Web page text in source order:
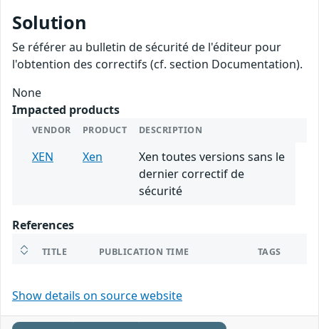
Solution
Se référer au bulletin de sécurité de l'éditeur pour
l'obtention des correctifs (cf. section Documentation).
None
Impacted products
VENDOR PRODUCT DESCRIPTION
XEN Xen
Xen toutes versions sans le
dernier correctif de
sécurité
References
TITLE PUBLICATION TIME TAGS
Show details on source website